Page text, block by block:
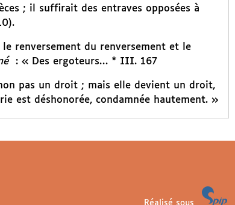
; il suffirait des entraves opposées à
renversement du renversement et le
: « Des ergoteurs… * III. 167
pas un droit ; mais elle devient un droit,
est déshonorée, condamnée hautement. »
Réalisé sous